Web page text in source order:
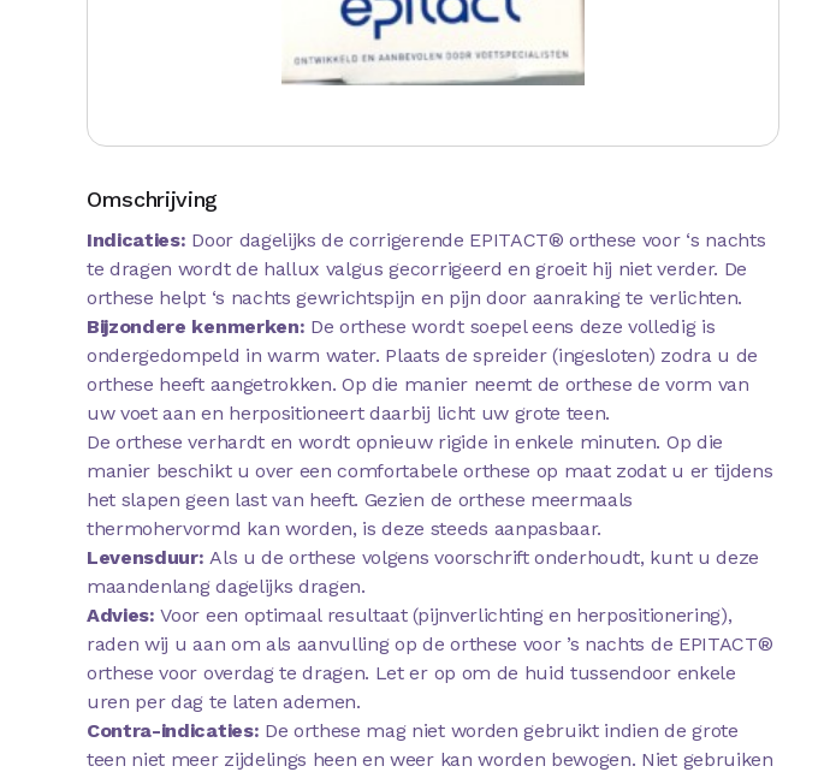
Omschrijving
Indicaties: Door dagelijks de corrigerende EPITACT® orthese voor ‘s nachts
te dragen wordt de hallux valgus gecorrigeerd en groeit hij niet verder. De
orthese helpt ‘s nachts gewrichtspijn en pijn door aanraking te verlichten.
Bijzondere kenmerken: De orthese wordt soepel eens deze volledig is
ondergedompeld in warm water. Plaats de spreider (ingesloten) zodra u de
orthese heeft aangetrokken. Op die manier neemt de orthese de vorm van
uw voet aan en herpositioneert daarbij licht uw grote teen.
De orthese verhardt en wordt opnieuw rigide in enkele minuten. Op die
manier beschikt u over een comfortabele orthese op maat zodat u er tijdens
het slapen geen last van heeft. Gezien de orthese meermaals
thermohervormd kan worden, is deze steeds aanpasbaar.
Levensduur:Als u de orthese volgens voorschrift onderhoudt, kunt u deze
maandenlang dagelijks dragen.
Advies:Voor een optimaal resultaat (pijnverlichting en herpositionering),
raden wij u aan om als aanvulling op de orthese voor ’s nachts de EPITACT®
orthese voor overdag te dragen. Let er op om de huid tussendoor enkele
uren per dag te laten ademen.
Contra-indicaties: De orthese mag niet worden gebruikt indien de grote
teen niet meer zijdelings heen en weer kan worden bewogen. Niet gebruiken